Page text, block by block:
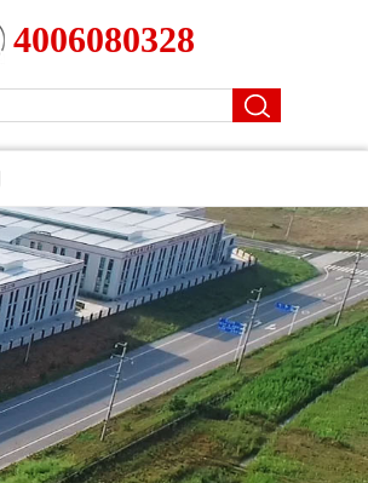
4006080328